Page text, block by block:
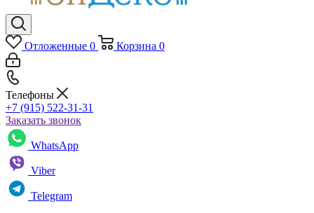
Отложенные 0 Корзина 0
Телефоны
+7 (915) 522-31-31
Заказать звонок
WhatsApp
Viber
Telegram